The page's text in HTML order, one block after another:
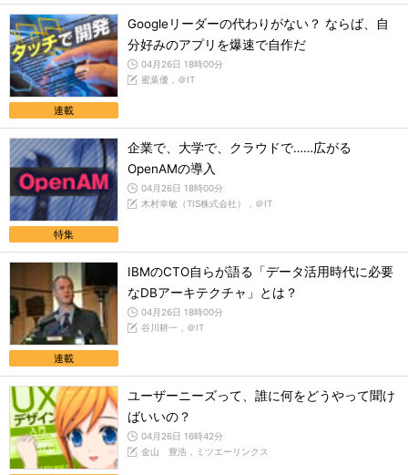
連載
Googleリーダーの代わりがない？ ならば、自
分好みのアプリを爆速で自作だ
04月26日 18時00分
蜜葉優，＠IT
特集
企業で、大学で、クラウドで……広がる
OpenAMの導入
04月26日 18時00分
木村幸敏（TIS株式会社），＠IT
連載
IBMのCTO自らが語る「データ活用時代に必要
なDBアーキテクチャ」とは？
04月26日 18時00分
谷川耕一，＠IT
ユーザーニーズって、誰に何をどうやって聞け
ばいいの？
04月26日 16時42分
金山 豊浩，ミツエーリンクス